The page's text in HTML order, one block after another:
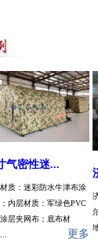
气密性迷...
质：迷彩防水牛津布涂
内层材质：军绿色PVC
层夹网布；底布材
更多